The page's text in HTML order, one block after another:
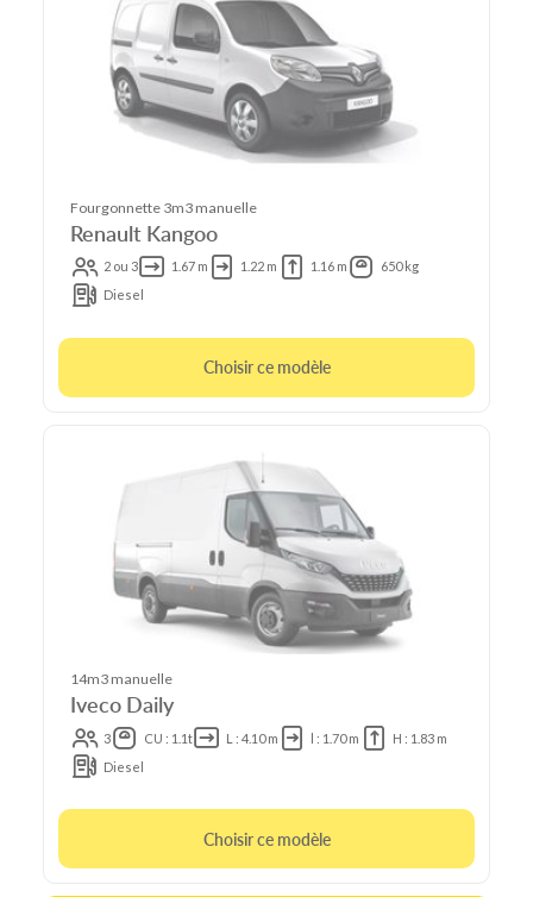
Fourgonnette 3m3 manuelle
Renault Kangoo
2 ou 3 1.67 m 1.22 m 1.16 m
650 kg
Diesel
Choisir ce modèle
14m3 manuelle
Iveco Daily
3 CU : 1.1t L : 4.10 m l : 1.70 m
H : 1.83 m
Diesel
Choisir ce modèle